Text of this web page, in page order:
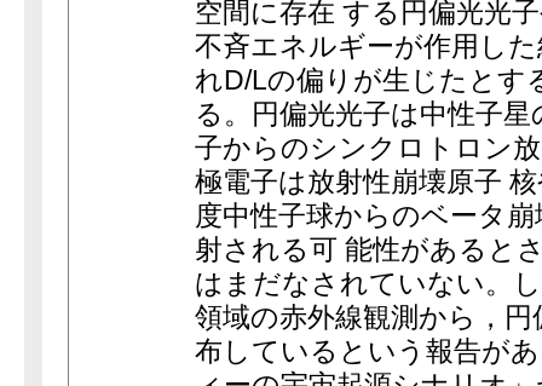
空間に存在 する円偏光光
不斉エネルギーが作用し
れD/Lの偏りが生じたとす
る。円偏光光子は中性子
子からのシンクロトロン
極電子は放射性崩壊原子
度中性子球からのベータ
射される可 能性があると
はまだなされていない。
領域の赤外線観測から，
布しているという報告が